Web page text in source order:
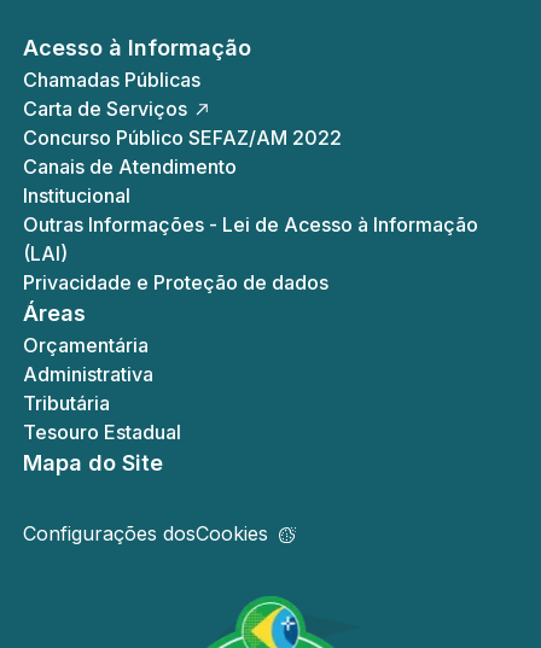
Acesso à Informação
Chamadas Públicas
Carta de Serviços
Concurso Público SEFAZ/AM 2022
Canais de Atendimento
Institucional
Outras Informações - Lei de Acesso à Informação
(LAI)
Privacidade e Proteção de dados
Áreas
Orçamentária
Administrativa
Tributária
Tesouro Estadual
Mapa do Site
Configurações dosCookies